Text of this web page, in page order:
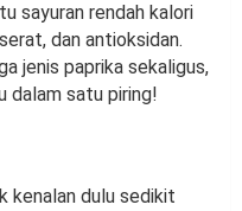
sayuran rendah kalori
dan antioksidan.
jenis paprika sekaligus,
dalam satu piring!
kenalan dulu sedikit